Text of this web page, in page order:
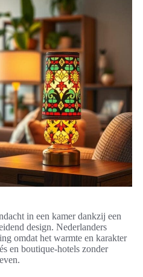
in een kamer dankzij een
design. Nederlanders
omdat het warmte en karakter
en boutique-hotels zonder